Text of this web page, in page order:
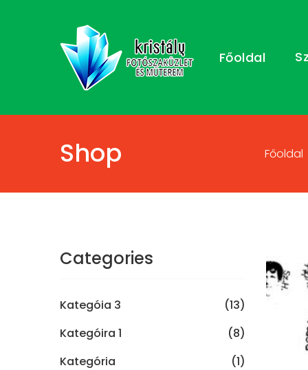
Főoldal
Shop Főoldal
Categories
Kategóia 3
(13)
Kategóira 1
(8)
Kategória
(1)